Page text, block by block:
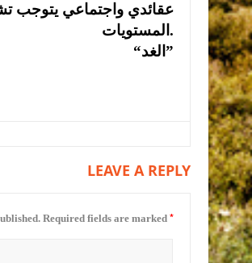
عقائدي واجتماعي يتوجب
المستويات.
“الغد”
LEAVE A REPLY
Required fields are marked *